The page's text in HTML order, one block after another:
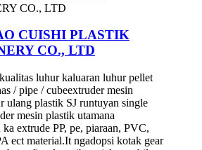
CUISHI PLASTIK
CO., LTD
luhur kaluaran luhur pellet
/ pipe / cubeextruder mesin
ulang plastik SJ runtuyan single
mesin plastik utamana
extrude PP, pe, piaraan, PVC,
ect material.It ngadopsi kotak gear